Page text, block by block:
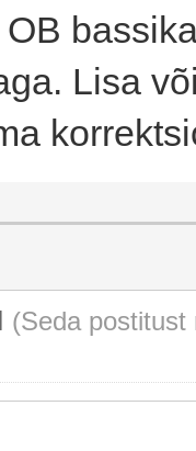
Lisa
(Seda postitust